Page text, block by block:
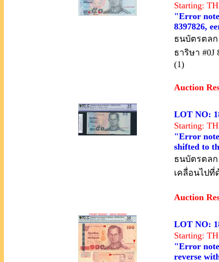
Starting:
"Error
8397826,
ธนบัตรตลก
ธาริษา
(1)
Auction
LOT NO:
Starting:
"Error
shifted to
ธนบัตรตลก
เคลื่อนไปที่
Auction
LOT NO:
Starting:
"Error
reverse